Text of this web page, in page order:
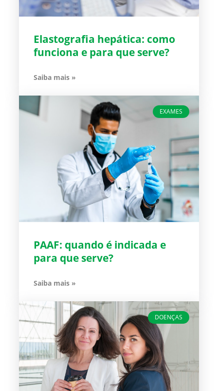
Elastografia hepática: como
funciona e para que serve?
Saiba mais »
EXAMES
PAAF: quando é indicada e
para que serve?
Saiba mais »
DOENÇAS